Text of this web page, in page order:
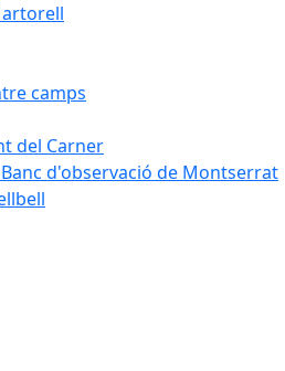
camps
del Carner
d'observació de Montserrat